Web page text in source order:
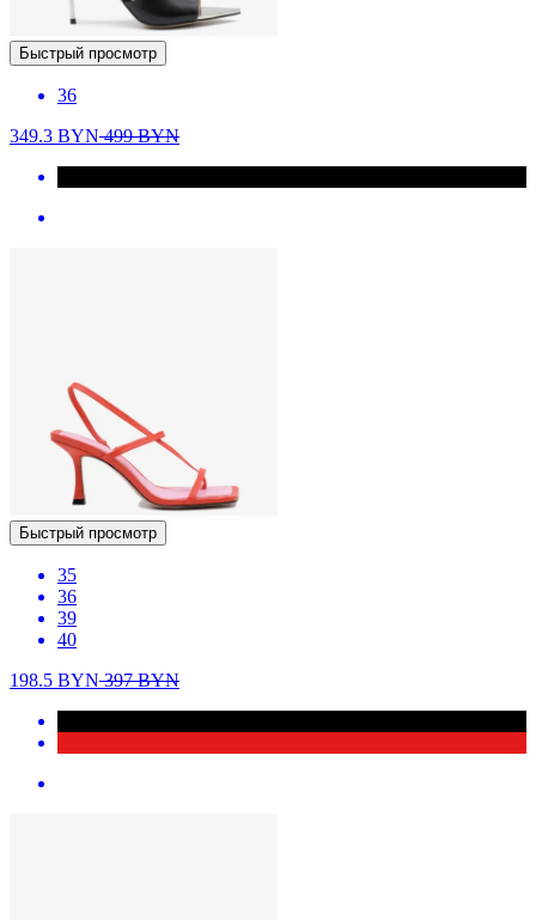
Быстрый просмотр
36
349.3 BYN499BYN
Быстрый просмотр
35
36
39
40
198.5 BYN397BYN